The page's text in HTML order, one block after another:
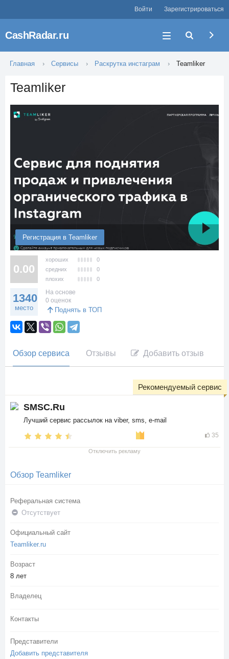
Войти Зарегистрироваться
CashRadar.ru
Главная Сервисы Раскрутка инстаграм Teamliker
Teamliker
Регистрация в Teamliker
0.00
хороших
0
средних
0
плохих
0
1340
место
На основе
0 оценок
Поднять в ТОП
Обзор сервиса Отзывы Добавить отзыв
SMSC.Ru
Лучший сервис рассылок на viber, sms, e-mail
35
Рекомендуемый сервис
Отключить рекламу
Обзор Teamliker
Реферальная система
Отсутствует
Официальный сайт
Teamliker.ru
Возраст
8 лет
Владелец
Контакты
Представители
Добавить представителя